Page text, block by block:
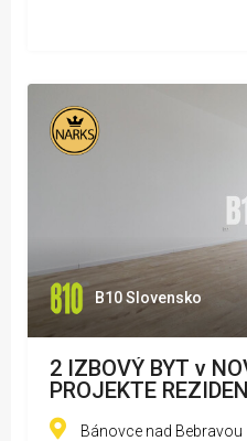
B10 Slovensko
2 IZBOVÝ BYT v
PROJEKTE
Bánovce nad Bebravou